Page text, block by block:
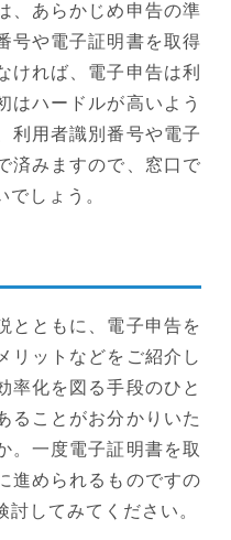
、あらかじめ申告の準
号や電子証明書を取得
ければ、電子申告は利
はハードルが高いよう
利用者識別番号や電子
済みますので、窓口で
でしょう。
とともに、電子申告を
リットなどをご紹介し
率化を図る手段のひと
ることがお分かりいた
。一度電子証明書を取
進められるものですの
してみてください。